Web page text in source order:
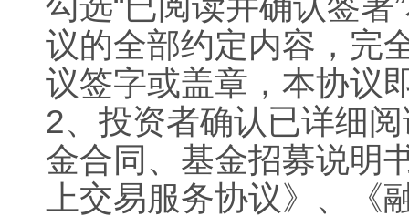
议的全部约定内容，完
议签字或盖章，本协议
2、投资者确认已详细
金合同、基金招募说明
上交易服务协议》、